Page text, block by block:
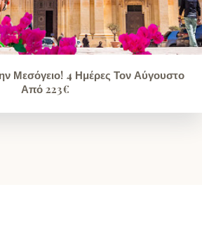
Μεσόγειο! 4 Ημέρες Τον Αύγουστο
Από 223€